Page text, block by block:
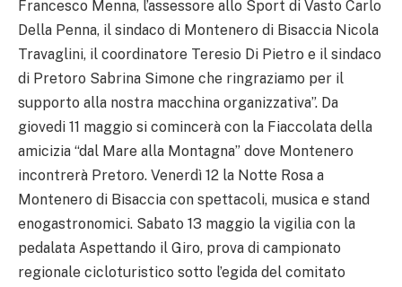
Francesco Menna, l’assessore allo Sport di Vasto Carlo
Della Penna, il sindaco di Montenero di Bisaccia Nicola
Travaglini, il coordinatore Teresio Di Pietro e il sindaco
di Pretoro Sabrina Simone che ringraziamo per il
supporto alla nostra macchina organizzativa”. Da
giovedi 11 maggio si comincerà con la Fiaccolata della
amicizia “dal Mare alla Montagna” dove Montenero
incontrerà Pretoro. Venerdì 12 la Notte Rosa a
Montenero di Bisaccia con spettacoli, musica e stand
enogastronomici. Sabato 13 maggio la vigilia con la
pedalata Aspettando il Giro, prova di campionato
regionale cicloturistico sotto l’egida del comitato